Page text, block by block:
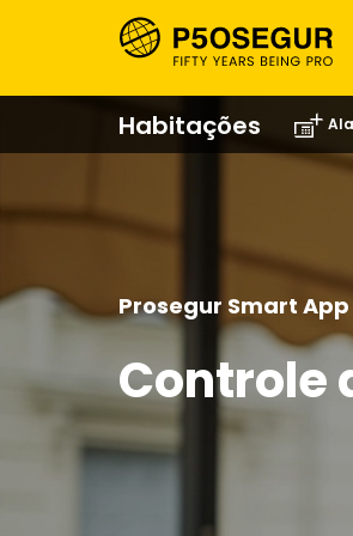
Habitações
Prosegur Smart App
Controle